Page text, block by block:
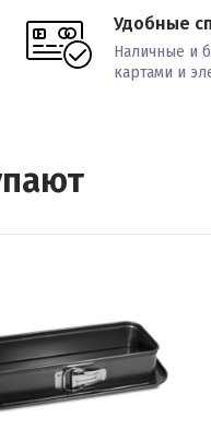
Удобные
Наличные и
картами и